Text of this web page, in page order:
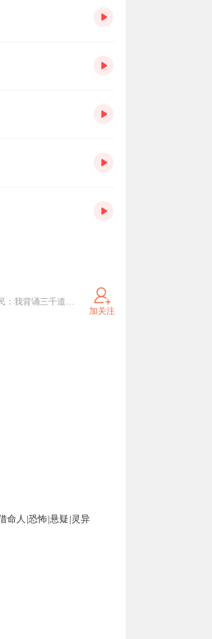
畅༼听，搜༄༅ 索：八顿 《规则怪谈：我比诡异还变态！》 《救命！不小心撩到主神怎么办？！》 《全民：我背诵三千道藏转职天师》 《我降临在矩阵宇宙》 《老弟，你是警察，不是暴徒啊》 《娘娘请开门，北镇魔司例行检查》 《风流乡情【多人有声剧】》欢迎大家搜索收听呦~~~~
加关注
命人|恐怖|悬疑|灵异